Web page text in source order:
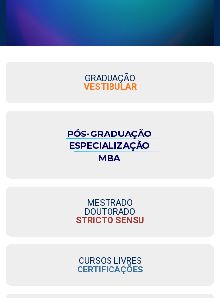
GRADUAÇÃO
VESTIBULAR
MESTRADO
DOUTORADO
STRICTO SENSU
CURSOS LIVRES
CERTIFICAÇÕES